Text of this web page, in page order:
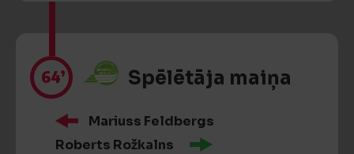
64’ Spēlētāja maiņa
Mariuss Feldbergs
Roberts Rožkalns